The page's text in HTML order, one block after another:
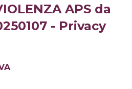
APS da
- Privacy